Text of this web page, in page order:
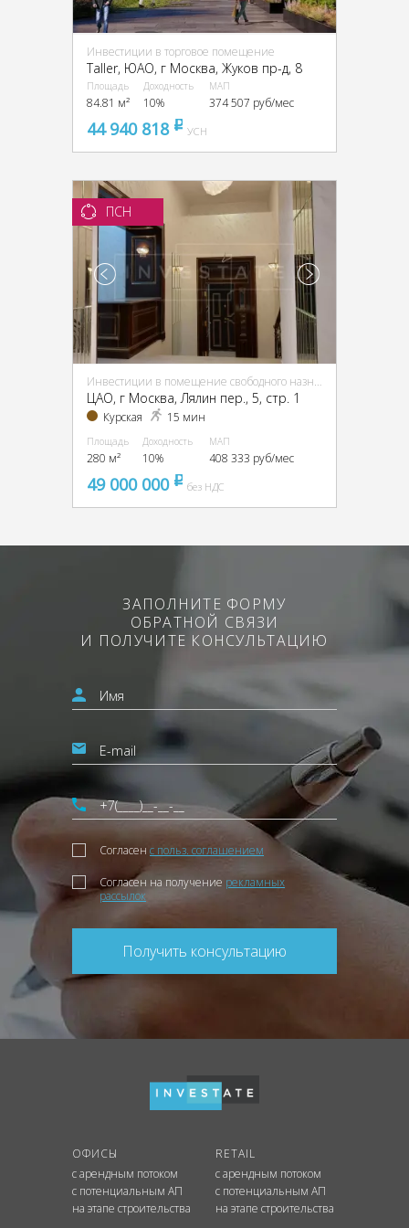
Инвестиции в торговое помещение
Taller, ЮАО, г Москва, Жуков пр-д, 8
Площадь
84.81 м²
Доходность
10%
МАП
374 507 руб/мес
44 940 818 pуб
УСН
ПСН
Инвестиции в помещение свободного назначения (ПСН)
ЦАО, г Москва, Лялин пер., 5, стр. 1
Курская 15 мин
Площадь
280 м²
Доходность
10%
МАП
408 333 руб/мес
49 000 000 pуббез НДС
ЗАПОЛНИТЕ ФОРМУ
ОБРАТНОЙ СВЯЗИ
И ПОЛУЧИТЕ КОНСУЛЬТАЦИЮ
Согласен с польз. соглашением
Согласен на получение рекламных
рассылок
Получить консультацию
ОФИСЫ
с арендным потоком
с потенциальным АП
на этапе строительства
RETAIL
с арендным потоком
с потенциальным АП
на этапе строительства